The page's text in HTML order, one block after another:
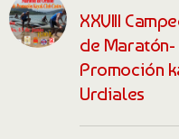
XXVIII
de
Promoción
Urdiales